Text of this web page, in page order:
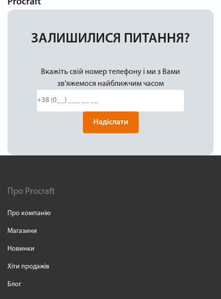
ЗАЛИШИЛИСЯ ПИТАННЯ?
Вкажіть свій номер телефону і ми з Вами
зв'яжемося найближчим часом
Надіслати
Про Procraft
Про компанію
Магазини
Новинки
Хіти продажів
Блог